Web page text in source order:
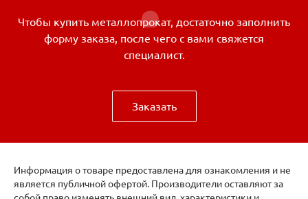
Чтобы купить металлопрокат, достаточно заполнить
форму заказа, после чего с вами свяжется
специалист.
Заказать
Информация о товаре предоставлена для ознакомления и не
является публичной офертой. Производители оставляют за